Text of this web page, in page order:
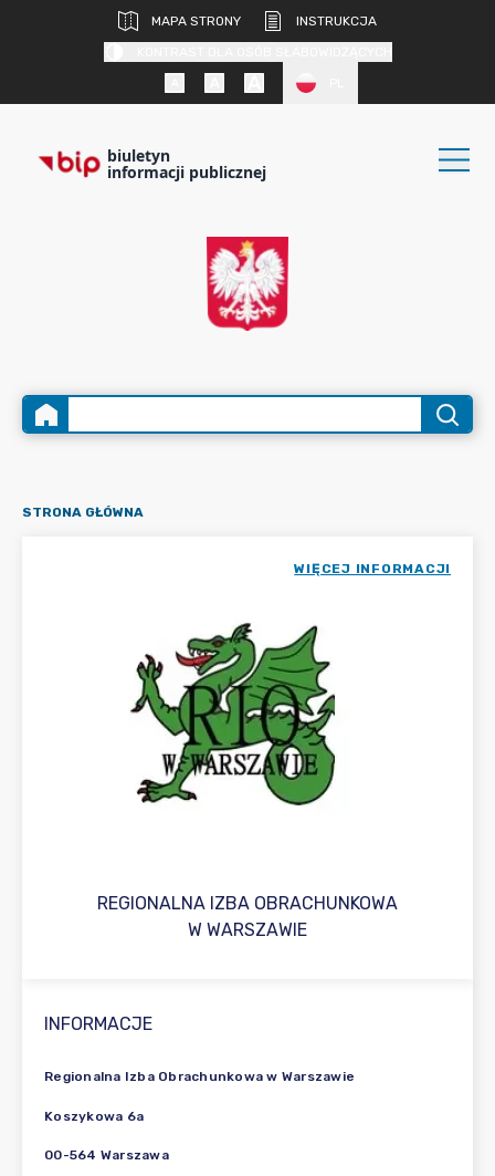
MAPA STRONY
INSTRUKCJA
biuletyn
informacji publicznej
STRONA GŁÓWNA
REGIONALNA IZBA OBRACHUNKOWA
WIĘCEJ INFORMACJI
W WARSZAWIE
INFORMACJE
Regionalna Izba Obrachunkowa w Warszawie
Koszykowa 6a
00-564 Warszawa